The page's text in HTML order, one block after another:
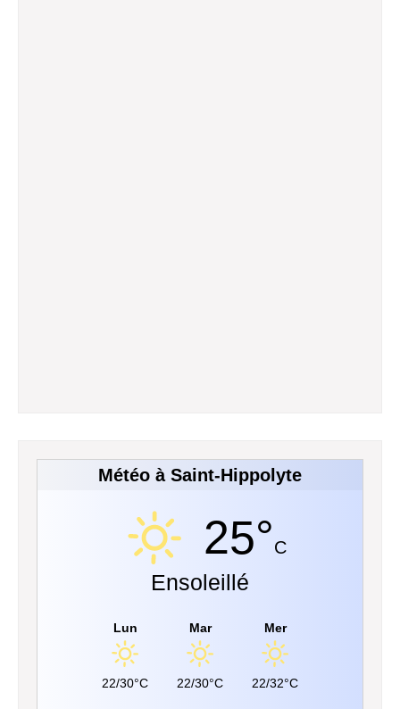
Météo à Saint-Hippolyte
25°C
Ensoleillé
Lun
22/30°C
Mar
22/30°C
Mer
22/32°C